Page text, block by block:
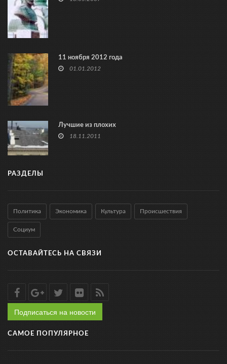
11 ноября 2012 года
01.01.2012
Лучшие из плохих
18.11.2011
РАЗДЕЛЫ
Политика Экономика Культура Происшествия
Социум
ОСТАВАЙТЕСЬ НА СВЯЗИ
Подписаться на новости
САМОЕ ПОПУЛЯРНОЕ